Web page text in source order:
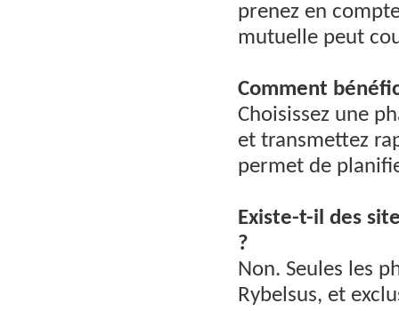
prenez en
mutuelle peut
Comment
Choisissez une
et transmettez
permet de
Existe-t-il des
?
Non. Seules les
Rybelsus, et